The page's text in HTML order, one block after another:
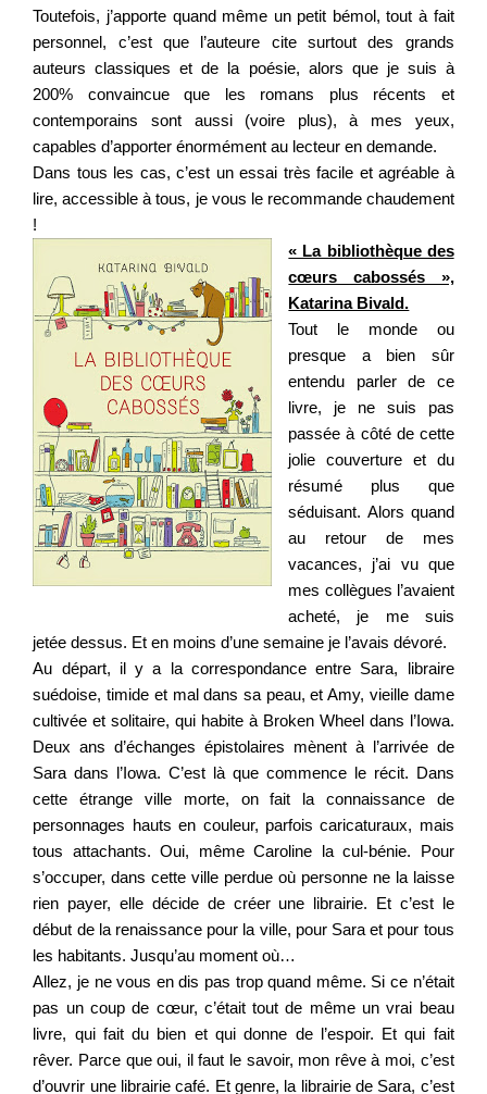
Toutefois, j’apporte quand même un petit bémol, tout à fait
personnel, c’est que l’auteure cite surtout des grands
auteurs classiques et de la poésie, alors que je suis à
200% convaincue que les romans plus récents et
contemporains sont aussi (voire plus), à mes yeux,
capables d’apporter énormément au lecteur en demande.
Dans tous les cas, c’est un essai très facile et agréable à
lire, accessible à tous, je vous le recommande chaudement
!
« La bibliothèque des
cœurs cabossés »,
Katarina Bivald.
Tout le monde ou
presque a bien sûr
entendu parler de ce
livre, je ne suis pas
passée à côté de cette
jolie couverture et du
résumé plus que
séduisant. Alors quand
au retour de mes
vacances, j’ai vu que
mes collègues l’avaient
acheté, je me suis
jetée dessus. Et en moins d’une semaine je l’avais dévoré.
Au départ, il y a la correspondance entre Sara, libraire
suédoise, timide et mal dans sa peau, et Amy, vieille dame
cultivée et solitaire, qui habite à Broken Wheel dans l’Iowa.
Deux ans d’échanges épistolaires mènent à l’arrivée de
Sara dans l’Iowa. C’est là que commence le récit. Dans
cette étrange ville morte, on fait la connaissance de
personnages hauts en couleur, parfois caricaturaux, mais
tous attachants. Oui, même Caroline la cul-bénie. Pour
s’occuper, dans cette ville perdue où personne ne la laisse
rien payer, elle décide de créer une librairie. Et c’est le
début de la renaissance pour la ville, pour Sara et pour tous
les habitants. Jusqu’au moment où…
Allez, je ne vous en dis pas trop quand même. Si ce n’était
pas un coup de cœur, c’était tout de même un vrai beau
livre, qui fait du bien et qui donne de l’espoir. Et qui fait
rêver. Parce que oui, il faut le savoir, mon rêve à moi, c’est
d’ouvrir une librairie café. Et genre, la librairie de Sara, c’est